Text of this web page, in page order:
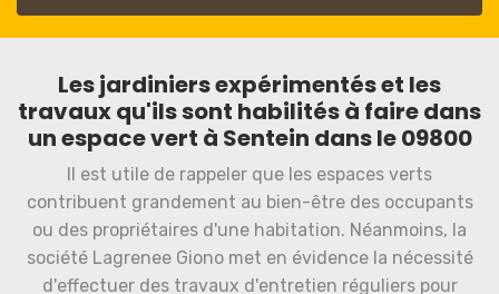
Les jardiniers expérimentés et les
travaux qu'ils sont habilités à faire dans
un espace vert à Sentein dans le 09800
Il est utile de rappeler que les espaces verts
contribuent grandement au bien-être des occupants
ou des propriétaires d'une habitation. Néanmoins, la
société Lagrenee Giono met en évidence la nécessité
d'effectuer des travaux d'entretien réguliers pour